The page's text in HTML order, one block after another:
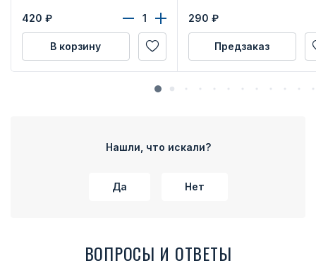
420 ₽
В корзину
290 ₽
Предзаказ
Нашли, что искали?
Да Нет
ВОПРОСЫ И ОТВЕТЫ